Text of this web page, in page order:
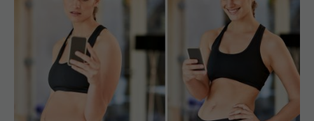
O alternativă mai precisă pentru măsurarea
sănătății corporale. Știința din spatele noii
metode de măsurare a sănătății